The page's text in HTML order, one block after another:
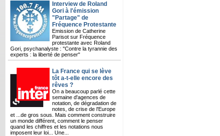
Interview de Roland
Gori à l'émission
"Partage" de
Fréquence Protestante
Emission de Catherine
Parisot sur Fréquence
protestante avec Roland
Gori, psychanalyste : "Contre la tyrannie des
experts : la liberté de penser"
La France qui se lève
tôt a-t-elle encore des
rêves ?
On a beaucoup parlé cette
semaine d'agences de
notation, de dégradation de
notes, de crise de l'Europe
et ...de gros sous. Mais comment construire
un monde différent, comment le penser
quand les chiffres et les notations nous
imposent leur loi... Une...